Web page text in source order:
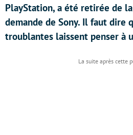
PlayStation, a été retirée de
demande de Sony. Il faut dire
troublantes laissent penser à